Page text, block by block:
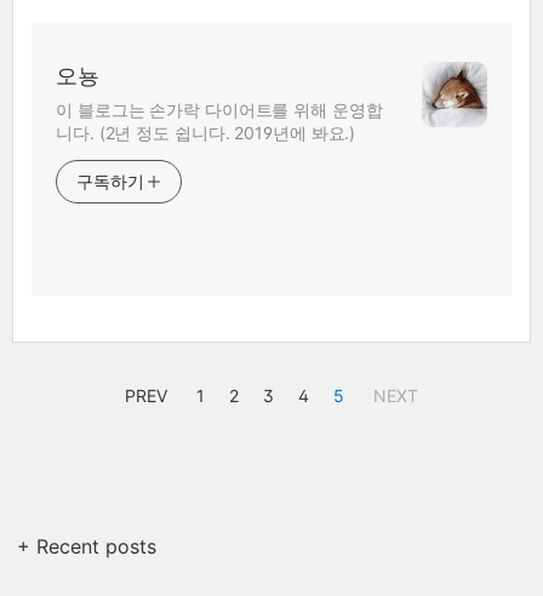
오뇽
이 블로그는 손가락 다이어트를 위해 운영합
니다. (2년 정도 쉽니다. 2019년에 봐요.)
구독하기
PREV 1 2 3 4 5 NEXT
+ Recent posts